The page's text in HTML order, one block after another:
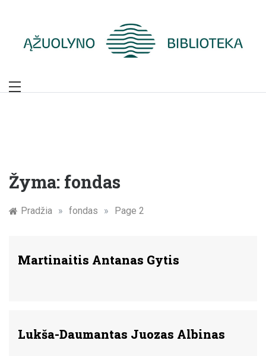
Žymūs Kauno
Žyma: fondas
Pradžia » fondas » Page 2
Martinaitis Antanas Gytis
Lukša-Daumantas Juozas Albinas